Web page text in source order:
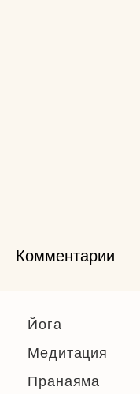
Комментарии
Йога
Медитация
Пранаяма